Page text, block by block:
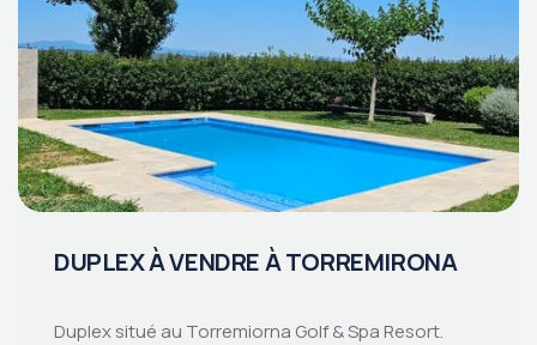
DUPLEX À VENDRE À TORREMIRONA
Duplex situé au Torremiorna Golf & Spa Resort.